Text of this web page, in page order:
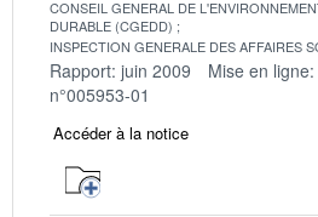
CONSEIL GENERAL DE
DURABLE (CGEDD)
INSPECTION GENERALE DES AFFAIRES
Rapport: juin 2009 Mise en
n°005953-01
Accéder à la notice